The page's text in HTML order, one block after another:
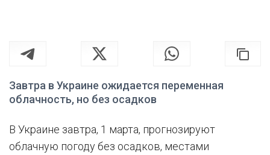
Завтра в Украине ожидается переменная
облачность, но без осадков
В Украине завтра, 1 марта, прогнозируют
облачную погоду без осадков, местами